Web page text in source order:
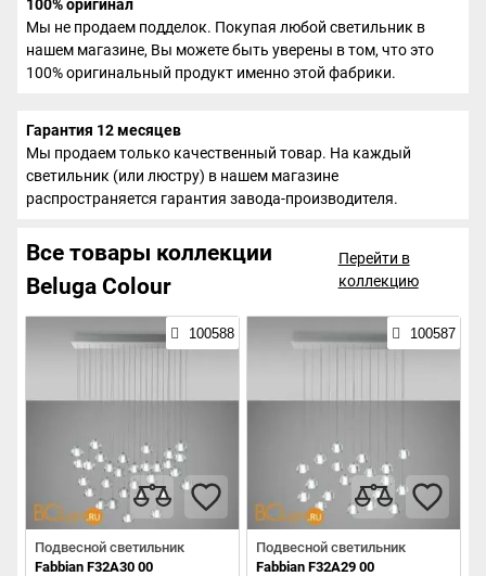
100% оригинал
Мы не продаем подделок. Покупая любой светильник в
нашем магазине, Вы можете быть уверены в том, что это
100% оригинальный продукт именно этой фабрики.
Гарантия 12 месяцев
Мы продаем только качественный товар. На каждый
светильник (или люстру) в нашем магазине
распространяется гарантия завода-производителя.
Все товары коллекции
Beluga Colour
Перейти в
коллекцию
100588
Подвесной светильник
Fabbian F32A30 00
100587
Подвесной светильник
Fabbian F32A29 00